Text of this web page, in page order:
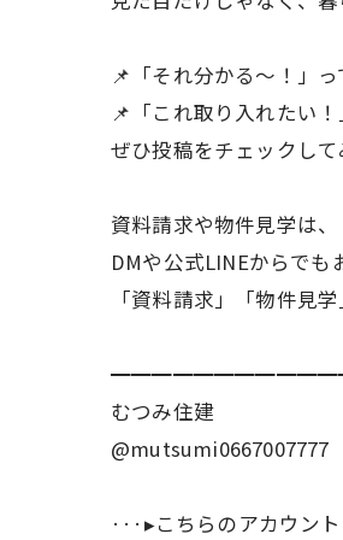
📌「それ分かる〜！」
📌「これ取り入れたい
ぜひ投稿をチェックして
資料請求や物件見学は、
DMや公式LINEからでも
「資料請求」「物件見
むつみ住建
@mutsumi0667007777
···▸こちらのアカウント